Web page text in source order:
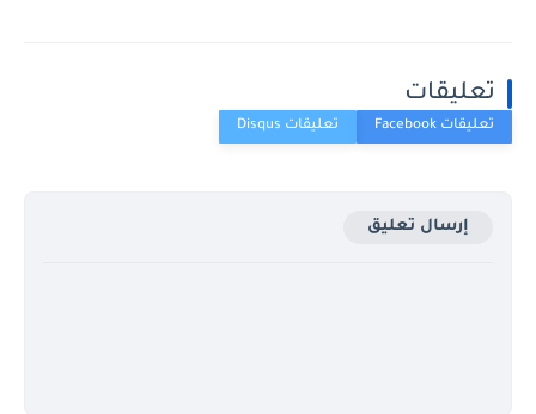
تعليقات
إرسال تعليق